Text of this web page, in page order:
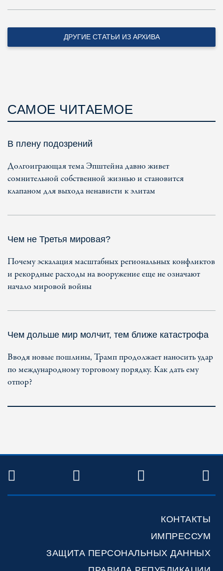
ДРУГИЕ СТАТЬИ ИЗ АРХИВА
САМОЕ ЧИТАЕМОЕ
В плену подозрений
Долгоиграющая тема Эпштейна давно живет
сомнительной собственной жизнью и становится
клапаном для выхода ненависти к элитам
Чем не Третья мировая?
Почему эскалация масштабных региональных конфликтов
и рекордные расходы на вооружение еще не означают
начало мировой войны
Чем дольше мир молчит, тем ближе катастрофа
Вводя новые пошлины, Трамп продолжает наносить удар
по международному торговому порядку. Как дать ему
отпор?
TWITTER FACEBOOKYOUTUBE
КОНТАКТЫ
ИМПРЕССУМ
ЗАЩИТА ПЕРСОНАЛЬНЫХ ДАННЫХ